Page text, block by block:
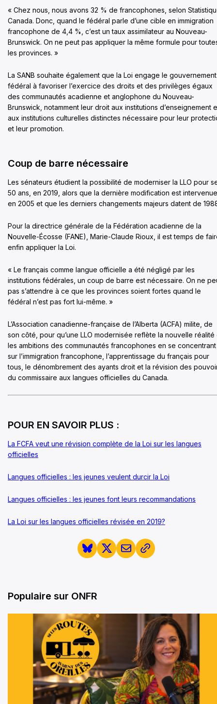
« Chez nous, nous avons 32 % de francophones, selon
Canada. Donc, quand le fédéral parle d’une cible en immigration
francophone de 4,4 %, c’est un taux assimilateur au Nouveau-
Brunswick. On ne peut pas appliquer la même formule pour
les provinces. »
La SANB souhaite également que la Loi engage le gouvernement
fédéral à favoriser l’exercice des droits et des privilèges égaux
des communautés acadienne et anglophone du Nouveau-
Brunswick, notamment leur droit aux institutions d’enseignement
aux institutions culturelles distinctes nécessaire pour leur
et leur promotion.
Coup de barre nécessaire
Les sénateurs étudient la possibilité de moderniser la LLO pour
50 ans, en 2019, alors que la dernière modification est intervenue
en 2005 et que les derniers changements majeurs datent de
Pour la directrice générale de la Fédération acadienne de la
Nouvelle-Écosse (FANE), Marie-Claude Rioux, il est temps de
enfin appliquer la Loi.
« Le français comme langue officielle a été négligé par les
institutions fédérales, un coup de barre est nécessaire. On ne
pas s’attendre à ce que les provinces soient fortes quand le
fédéral n’est pas fort lui-même. »
L’Association canadienne-française de l’Alberta (ACFA) milite, de
son côté, pour qu’une LLO modernisée reflète la nouvelle réalité
les ambitions des communautés francophones en se concentrant
sur l’immigration francophone, l’apprentissage du français pour
tous, le dénombrement des ayants droit et la révision des
du commissaire aux langues officielles du Canada.
POUR EN SAVOIR PLUS :
La FCFA veut une révision complète de la Loi sur les langues
officielles
Langues officielles : les jeunes veulent durcir la Loi
Langues officielles : les jeunes font leurs recommandations
La Loi sur les langues officielles révisée en 2019?
Populaire sur ONFR